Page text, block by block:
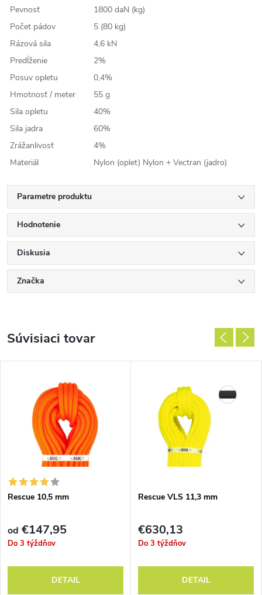
Pevnosť
1800 daN (kg)
Počet pádov
5 (80 kg)
Rázová sila
4,6 kN
Predĺženie
2%
Posuv opletu
0,4%
Hmotnosť / meter
55 g
Sila opletu
40%
Sila jadra
60%
Zrážanlivosť
4%
Materiál
Nylon (oplet) Nylon + Vectran (jadro)
Parametre produktu
Hodnotenie
Diskusia
Značka
Súvisiaci tovar
Rescue 10,5 mm
od €147,95
Do 3 týždňov
DETAIL
Rescue VLS 11,3 mm
€630,13
Do 3 týždňov
DETAIL